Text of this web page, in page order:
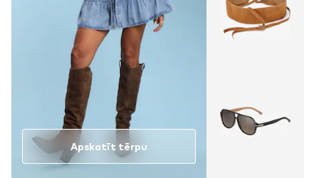
Apskatīt tērpu